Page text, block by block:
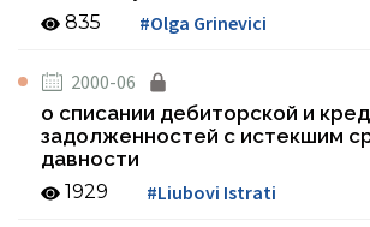
835 #Olga Grinevici
2000-06
о списании дебиторской и
задолженностей с истекшим
давности
1929 #Liubovi Istrati